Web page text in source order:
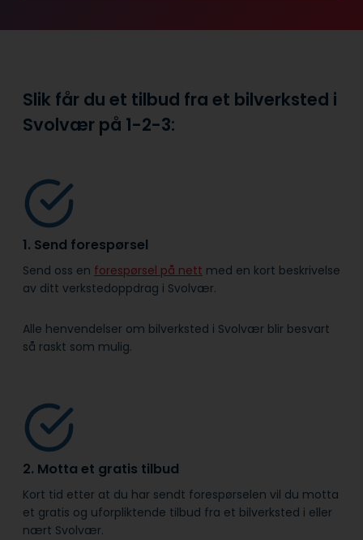
Slik får du et tilbud fra et bilverksted i
Svolvær på 1-2-3:
1. Send forespørsel
Send oss en forespørsel på nett med en kort beskrivelse
av ditt verkstedoppdrag i Svolvær.
Alle henvendelser om bilverksted i Svolvær blir besvart
så raskt som mulig.
2. Motta et gratis tilbud
Kort tid etter at du har sendt forespørselen vil du motta
et gratis og uforpliktende tilbud fra et bilverksted i eller
nært Svolvær.